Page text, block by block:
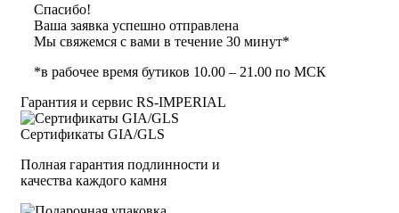
Спасибо!
Ваша заявка успешно отправлена
Мы свяжемся с вами в течение 30 минут*
*в рабочее время бутиков 10.00 – 21.00 по МСК
Гарантия и сервис RS‑IMPERIAL
Сертификаты GIA/GLS
Полная гарантия подлинности и
качества каждого камня